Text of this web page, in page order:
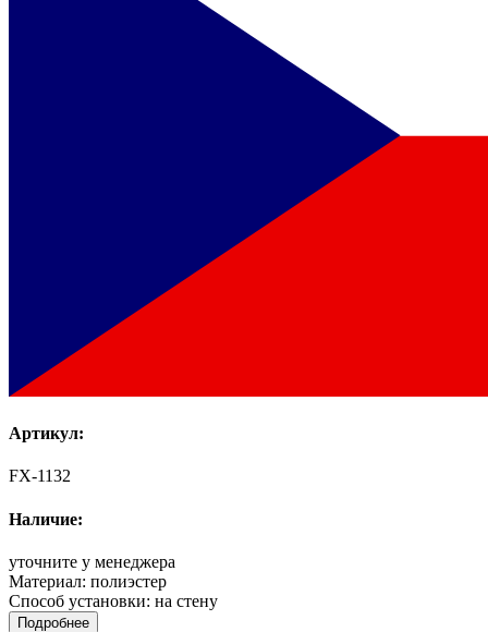
Артикул:
FX-1132
Наличие:
уточните у менеджера
Материал: полиэстер
Способ установки: на стену
Подробнее